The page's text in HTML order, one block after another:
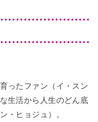
ったファン（イ・スン
生活から人生のどん底
・ヒョジュ）。